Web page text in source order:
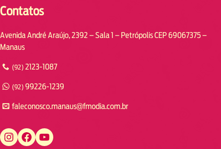
Contatos
Avenida André Araújo, 2392 – Sala 1 – Petrópolis CEP 69067375 –
Manaus
(92) 2123-1087
(92) 99226-1239
faleconosco.manaus@fmodia.com.br
https://www.instagram.com/fmodiamanaus/ https://www.facebook.com/fmodiamanaus https://www.youtube.com/user/radiofmodia